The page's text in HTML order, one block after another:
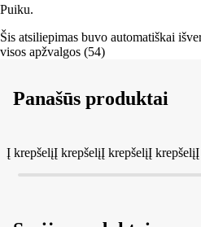
Puiku.
Šis atsiliepimas buvo automatiškai
visos apžvalgos (54)
Panašūs produktai
Į krepšelįĮ krepšelįĮ krepšelįĮ krepšelįĮ